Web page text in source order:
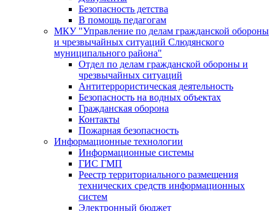
Безопасность детства
В помощь педагогам
МКУ "Управление по делам гражданской обороны
и чрезвычайных ситуаций Слюдянского
муниципального района"
Отдел по делам гражданской обороны и
чрезвычайных ситуаций
Антитеррористическая деятельность
Безопасность на водных объектах
Гражданская оборона
Контакты
Пожарная безопасность
Информационные технологии
Информационные системы
ГИС ГМП
Реестр территориального размещения
технических средств информационных
систем
Электронный бюджет